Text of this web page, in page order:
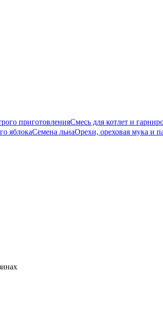
приготовленияСмесь для котлет и
яблокаСемена льнаОрехи, ореховая мука и